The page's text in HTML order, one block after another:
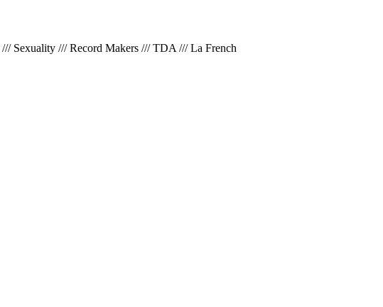
///Sexuality ///Record Makers ///TDA ///La French